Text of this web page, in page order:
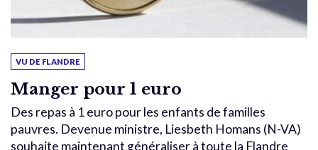
VU DE FLANDRE
Manger pour 1 euro
Des repas à 1 euro pour les enfants de familles
pauvres. Devenue ministre, Liesbeth Homans (N-VA)
souhaite maintenant généraliser à toute la Flandre